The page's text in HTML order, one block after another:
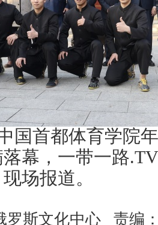
首都体育学院年
幕，一带一路
场报道。
罗斯文化中心 责编